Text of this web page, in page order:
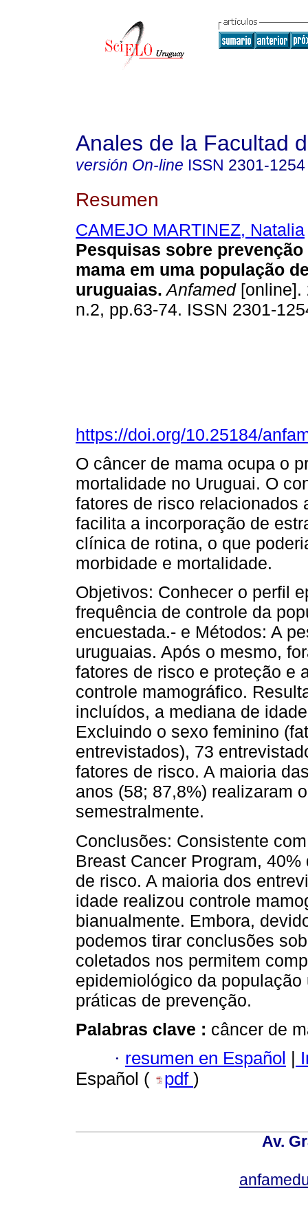
Anales de la Facultad
versión On-line ISSN 2301-1254
Resumen
CAMEJO MARTINEZ, Natalia
Pesquisas sobre
mama em uma população
uruguaias. Anfamed[online].
n.2, pp.63-74. ISSN 2301-
https://doi.org/10.25184/
O câncer de mama ocupa o
mortalidade no Uruguai. O
fatores de risco relacionados
facilita a incorporação de
clínica de rotina, o que
morbidade e mortalidade.
Objetivos: Conhecer o perfil
frequência de controle da
encuestada.- e Métodos: A
uruguaias. Após o mesmo,
fatores de risco e proteção e
controle mamográfico.
incluídos, a mediana de
Excluindo o sexo feminino
entrevistados), 73
fatores de risco. A maioria
anos (58; 87,8%) realizaram
semestralmente.
Conclusões: Consistente
Breast Cancer Program,
de risco. A maioria dos
idade realizou controle
bianualmente. Embora,
podemos tirar conclusões
coletados nos permitem
epidemiológico da
práticas de prevenção.
Palabras clave : câncer de
· resumen en Español
Español (
pdf )
Av.